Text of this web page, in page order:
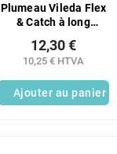
Plumeau Vileda Flex
& Catch à long
10,25 € HTVA
12,30 €
Ajouter au panier